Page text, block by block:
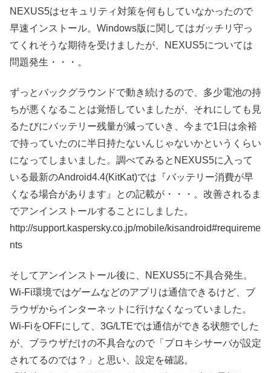
NEXUS5はセキュリティ対策を何もしていなかったので
早速インストール。Windows版に関してはガッチリ守っ
てくれそうな期待を受けましたが、NEXUS5については
問題発生・・・。
ずっとバックグラウンドで動き続けるので、多少電池の持
ちが悪くなることは覚悟していましたが、それにしても見
るたびにバッテリー残量が減っていき、今まで1日は余裕
で持っていたのに半日持たないんじゃないかというくらい
になってしまいました。調べてみるとNEXUS5に入って
いる最新のAndroid4.4(KitKat)では『バッテリー消費が早
くなる場合があります』との記載が・・・。改善されるま
でアンインストールすることにしました。
http://support.kaspersky.co.jp/mobile/kisandroid#requireme
nts
そしてアンインストール後に、NEXUS5に不具合発生。
Wi-Fi環境ではゲームなどのアプリは通信できるけど、ブ
ラウザからインターネットに行けなくなっていました。
Wi-FiをOFFにして、3G/LTEでは通信ができる状態でした
が、ブラウザだけの不具合なので「プロキシサーバが設定
されてるのでは？」と思い、設定を確認。